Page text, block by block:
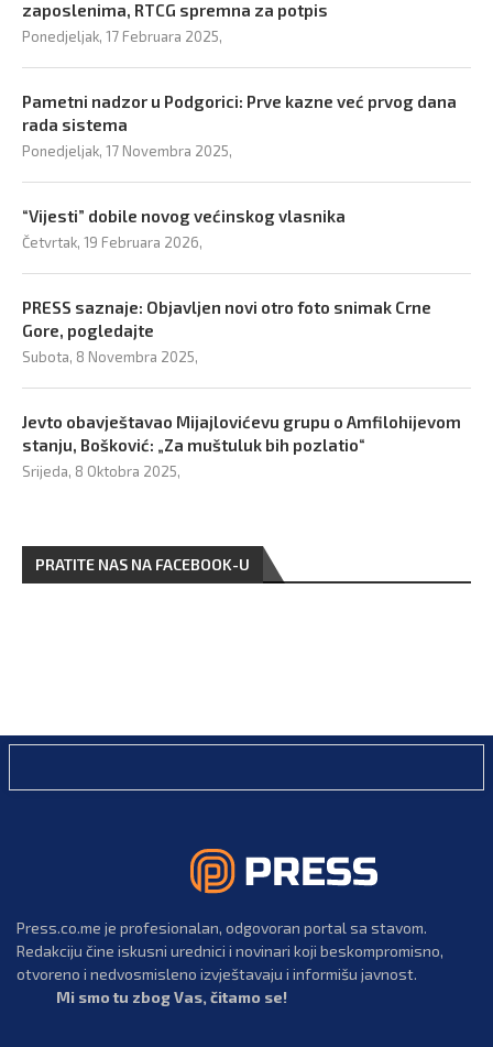
zaposlenima, RTCG spremna za potpis
Ponedjeljak, 17 Februara 2025,
Pametni nadzor u Podgorici: Prve kazne već prvog dana
rada sistema
Ponedjeljak, 17 Novembra 2025,
“Vijesti” dobile novog većinskog vlasnika
Četvrtak, 19 Februara 2026,
PRESS saznaje: Objavljen novi otro foto snimak Crne
Gore, pogledajte
Subota, 8 Novembra 2025,
Jevto obavještavao Mijajlovićevu grupu o Amfilohijevom
stanju, Bošković: „Za muštuluk bih pozlatio“
Srijeda, 8 Oktobra 2025,
PRATITE NAS NA FACEBOOK-U
Press.co.me je profesionalan, odgovoran portal sa stavom.
Redakciju čine iskusni urednici i novinari koji beskompromisno,
otvoreno i nedvosmisleno izvještavaju i informišu javnost.
Mi smo tu zbog Vas, čitamo se!